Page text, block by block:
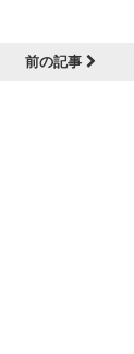
前の記事